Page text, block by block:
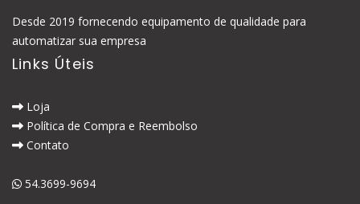
Desde 2019 fornecendo equipamento de qualidade para
automatizar sua empresa
Links Úteis
Loja
Política de Compra e Reembolso
Contato
54.3699-9694